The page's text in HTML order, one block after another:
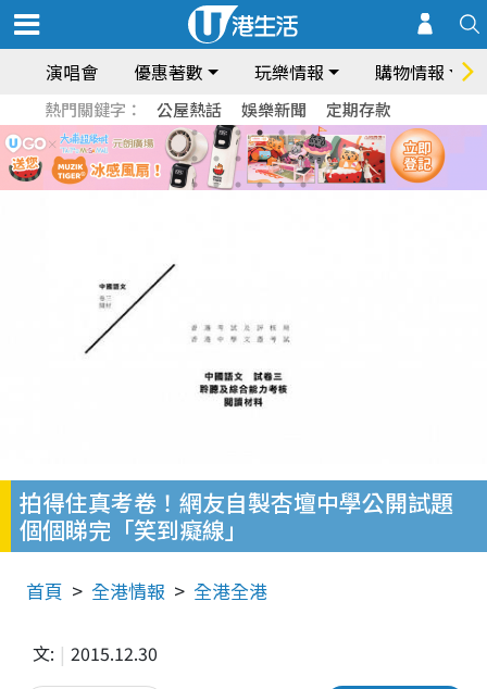
演唱會 優惠著數 玩樂情報 購物情報
熱門關鍵字： 公屋熱話 娛樂新聞 定期存款
拍得住真考卷！網友自製杏壇中學公開試題
個個睇完「笑到癡線」
首頁 全港情報 全港全港
文: 2015.12.30